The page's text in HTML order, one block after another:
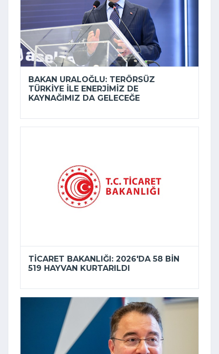
BAKAN URALOĞLU: TERÖRSÜZ
TÜRKIYE ILE ENERJIMIZ DE
KAYNAĞIMIZ DA GELECEĞE
TICARET BAKANLIĞI: 2026'DA 58 BIN
519 HAYVAN KURTARILDI